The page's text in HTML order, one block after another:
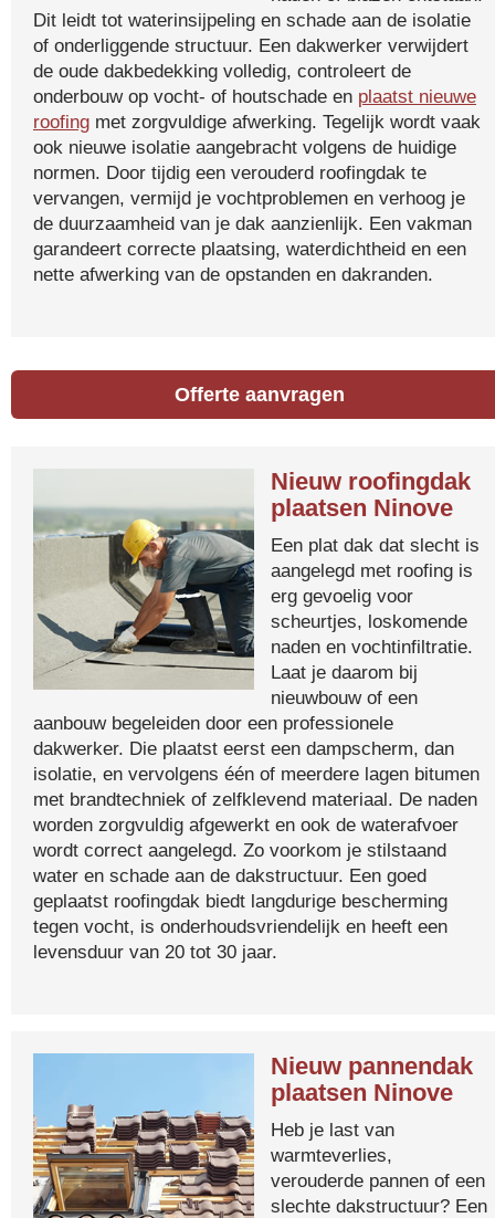
Dit leidt tot waterinsijpeling en schade aan de isolatie
of onderliggende structuur. Een dakwerker verwijdert
de oude dakbedekking volledig, controleert de
onderbouw op vocht- of houtschade en plaatst nieuwe
roofing met zorgvuldige afwerking. Tegelijk wordt vaak
ook nieuwe isolatie aangebracht volgens de huidige
normen. Door tijdig een verouderd roofingdak te
vervangen, vermijd je vochtproblemen en verhoog je
de duurzaamheid van je dak aanzienlijk. Een vakman
garandeert correcte plaatsing, waterdichtheid en een
nette afwerking van de opstanden en dakranden.
Offerte aanvragen
Nieuw roofingdak
plaatsen Ninove
Een plat dak dat slecht is
aangelegd met roofing is
erg gevoelig voor
scheurtjes, loskomende
naden en vochtinfiltratie.
Laat je daarom bij
nieuwbouw of een
aanbouw begeleiden door een professionele
dakwerker. Die plaatst eerst een dampscherm, dan
isolatie, en vervolgens één of meerdere lagen bitumen
met brandtechniek of zelfklevend materiaal. De naden
worden zorgvuldig afgewerkt en ook de waterafvoer
wordt correct aangelegd. Zo voorkom je stilstaand
water en schade aan de dakstructuur. Een goed
geplaatst roofingdak biedt langdurige bescherming
tegen vocht, is onderhoudsvriendelijk en heeft een
levensduur van 20 tot 30 jaar.
Nieuw pannendak
plaatsen Ninove
Heb je last van
warmteverlies,
verouderde pannen of een
slechte dakstructuur? Een